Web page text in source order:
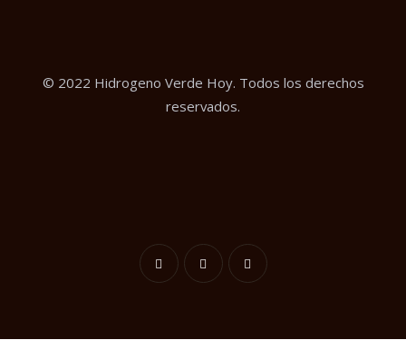
© 2022 Hidrogeno Verde Hoy. Todos los derechos
reservados.